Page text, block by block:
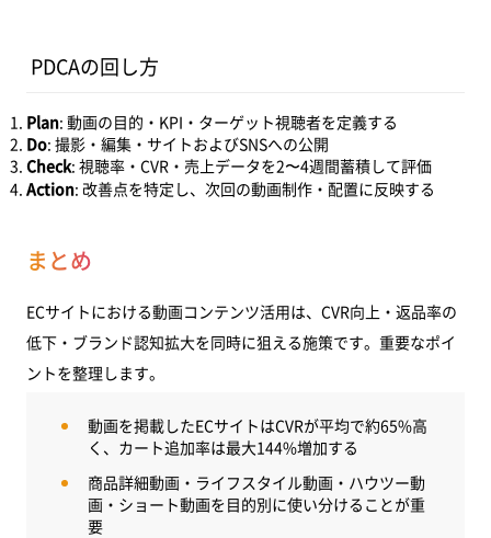
PDCAの回し方
Plan: 動画の目的・KPI・ターゲット視聴者を定義する
Do: 撮影・編集・サイトおよびSNSへの公開
Check: 視聴率・CVR・売上データを2〜4週間蓄積して評価
Action: 改善点を特定し、次回の動画制作・配置に反映する
まとめ
ECサイトにおける動画コンテンツ活用は、CVR向上・返品率の
低下・ブランド認知拡大を同時に狙える施策です。重要なポイ
ントを整理します。
動画を掲載したECサイトはCVRが平均で約65%高
く、カート追加率は最大144%増加する
商品詳細動画・ライフスタイル動画・ハウツー動
画・ショート動画を目的別に使い分けることが重
要